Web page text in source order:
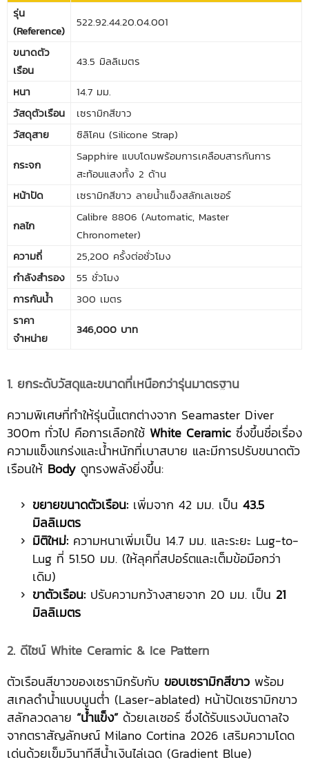
รุ่น
(Reference)
522.92.44.20.04.001
ขนาดตัว
เรือน
43.5 มิลลิเมตร
หนา
14.7 มม.
วัสดุตัวเรือน
เซรามิกสีขาว
วัสดุสาย
ซิลิโคน (Silicone Strap)
กระจก
Sapphire แบบโดมพร้อมการเคลือบสารกันการ
สะท้อนแสงทั้ง 2 ด้าน
หน้าปัด
เซรามิกสีขาว ลายน้ำแข็งสลักเลเซอร์
กลไก
Calibre 8806 (Automatic, Master
Chronometer)
ความถี่
25,200 ครั้งต่อชั่วโมง
กำลังสำรอง
55 ชั่วโมง
การกันน้ำ
300 เมตร
ราคา
จำหน่าย
346,000 บาท
1. ยกระดับวัสดุและขนาดที่เหนือกว่ารุ่นมาตรฐาน
ความพิเศษที่ทำให้รุ่นนี้แตกต่างจาก Seamaster Diver
300m ทั่วไป คือการเลือกใช้ White Ceramic ซึ่งขึ้นชื่อเรื่อง
ความแข็งแกร่งและน้ำหนักที่เบาสบาย และมีการปรับขนาดตัว
เรือนให้ Body ดูทรงพลังยิ่งขึ้น:
ขยายขนาดตัวเรือน: เพิ่มจาก 42 มม. เป็น 43.5
มิลลิเมตร
มิติใหม่: ความหนาเพิ่มเป็น 14.7 มม. และระยะ Lug-to-
Lug ที่ 51.50 มม. (ให้ลุคที่สปอร์ตและเต็มข้อมือกว่า
เดิม)
ขาตัวเรือน: ปรับความกว้างสายจาก 20 มม. เป็น 21
มิลลิเมตร
2. ดีไซน์ White Ceramic & Ice Pattern
ตัวเรือนสีขาวของเซรามิกรับกับ ขอบเซรามิกสีขาว พร้อม
สเกลดำน้ำแบบนูนต่ำ (Laser-ablated) หน้าปัดเซรามิกขาว
สลักลวดลาย “น้ำแข็ง”ด้วยเลเซอร์ ซึ่งได้รับแรงบันดาลใจ
จากตราสัญลักษณ์ Milano Cortina 2026 เสริมความโดด
เด่นด้วยเข็มวินาทีสีน้ำเงินไล่เฉด (Gradient Blue)